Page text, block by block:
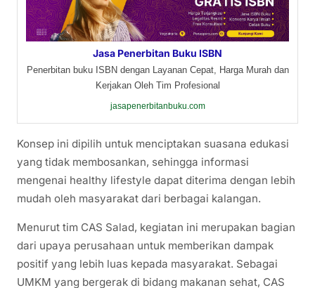
Jasa Penerbitan Buku ISBN
Penerbitan buku ISBN dengan Layanan Cepat, Harga Murah dan
Kerjakan Oleh Tim Profesional
jasapenerbitanbuku.com
Konsep ini dipilih untuk menciptakan suasana edukasi
yang tidak membosankan, sehingga informasi
mengenai healthy lifestyle dapat diterima dengan lebih
mudah oleh masyarakat dari berbagai kalangan.
Menurut tim CAS Salad, kegiatan ini merupakan bagian
dari upaya perusahaan untuk memberikan dampak
positif yang lebih luas kepada masyarakat. Sebagai
UMKM yang bergerak di bidang makanan sehat, CAS